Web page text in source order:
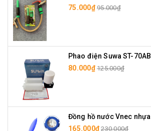
75.000₫ 95.000₫
Phao điện Suwa ST-70AB
80.000₫ 125.000₫
Đồng hồ nước Vnec nhựa
165.000₫ 230.000₫